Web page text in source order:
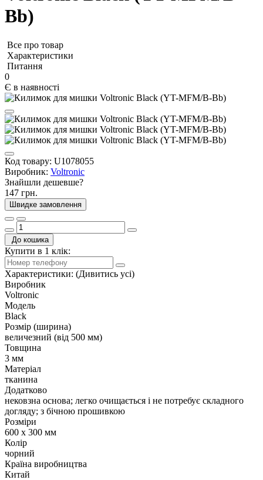
Bb)
Все про товар
Характеристики
Питання
0
Є в наявності
Код товару: U1078055
Виробник: Voltronic
Знайшли дешевше?
147 грн.
Швидке замовлення
До кошика
Купити в 1 клік:
Характеристики: (Дивитись усі)
Виробник
Voltronic
Модель
Black
Розмір (ширина)
величезний (від 500 мм)
Товщина
3 мм
Матеріал
тканина
Додатково
нековзна основа; легко очищається і не потребує складного
догляду; з бічною прошивкою
Розміри
600 х 300 мм
Колір
чорний
Країна виробництва
Китай